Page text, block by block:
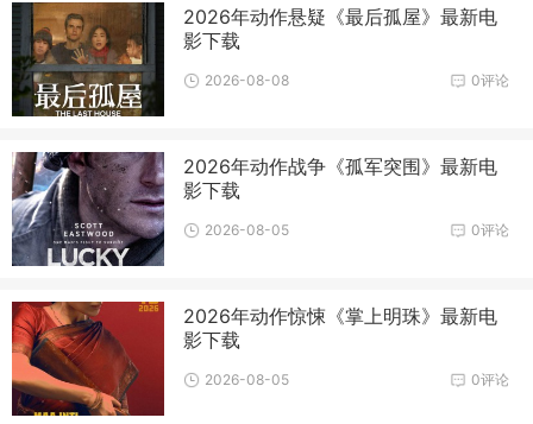
2026年动作悬疑《最后孤屋》最新电
影下载
0评论
2026-08-08
2026年动作战争《孤军突围》最新电
影下载
0评论
2026-08-05
2026年动作惊悚《掌上明珠》最新电
影下载
0评论
2026-08-05